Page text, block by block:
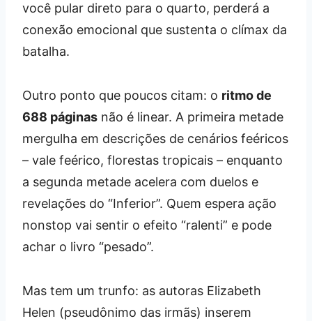
você pular direto para o quarto, perderá a
conexão emocional que sustenta o clímax da
batalha.
Outro ponto que poucos citam: o ritmo de
688 páginas não é linear. A primeira metade
mergulha em descrições de cenários feéricos
– vale feérico, florestas tropicais – enquanto
a segunda metade acelera com duelos e
revelações do “Inferior”. Quem espera ação
nonstop vai sentir o efeito “ralenti” e pode
achar o livro “pesado”.
Mas tem um trunfo: as autoras Elizabeth
Helen (pseudônimo das irmãs) inserem